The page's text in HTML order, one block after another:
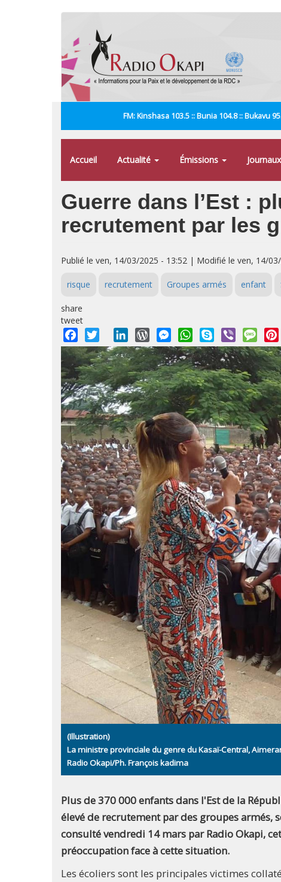
FM: Kinshasa 103.5 :: Bunia 104.8 :: Bukavu
Accueil Actualité Émissions Journaux
Guerre dans l’Est :
recrutement par les
Publié le ven, 14/03/2025 - 13:52 | Modifié le ven, 14/
risque recrutement Groupes armés enfant
share
tweet
Facebook
Twitter LinkedInWordPressMessengerWhatsApp
Skype Viber
(Illustration)
La ministre provinciale du genre du Kasaï-Central,
Radio Okapi/Ph. François kadima
Plus de 370 000 enfants dans l'Est de la
élevé de recrutement par des groupes armés,
consulté vendredi 14 mars par Radio Okapi,
préoccupation face à cette situation.
Les écoliers sont les principales victimes